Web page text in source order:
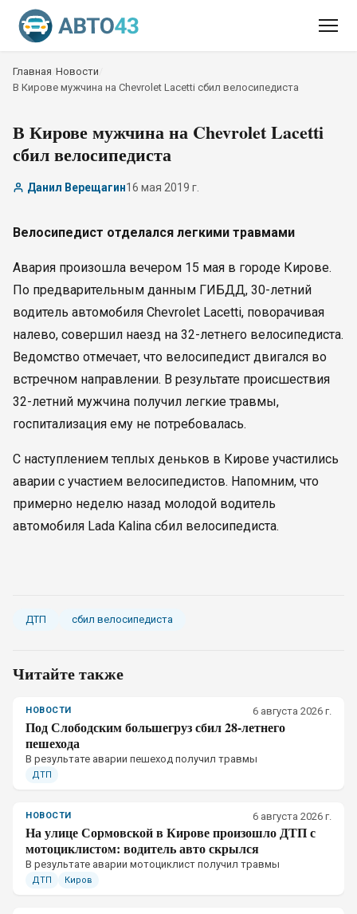
Главная Новости
В Кирове мужчина на Chevrolet Lacetti сбил велосипедиста
В Кирове мужчина на Chevrolet Lacetti
сбил велосипедиста
Данил Верещагин16 мая 2019 г.
Велосипедист отделался легкими травмами
Авария произошла вечером 15 мая в городе Кирове.
По предварительным данным ГИБДД, 30-летний
водитель автомобиля Chevrolet Lacetti, поворачивая
налево, совершил наезд на 32-летнего велосипедиста.
Ведомство отмечает, что велосипедист двигался во
встречном направлении. В результате происшествия
32-летний мужчина получил легкие травмы,
госпитализация ему не потребовалась.
С наступлением теплых деньков в Кирове участились
аварии с участием велосипедистов. Напомним, что
примерно неделю назад молодой водитель
автомобиля Lada Kalina сбил велосипедиста.
ДТП сбил велосипедиста
Читайте также
НОВОСТИ 6 августа 2026 г.
Под Слободским большегруз сбил 28-летнего
пешехода
В результате аварии пешеход получил травмы
ДТП
НОВОСТИ 6 августа 2026 г.
На улице Сормовской в Кирове произошло ДТП с
мотоциклистом: водитель авто скрылся
В результате аварии мотоциклист получил травмы
ДТП Киров